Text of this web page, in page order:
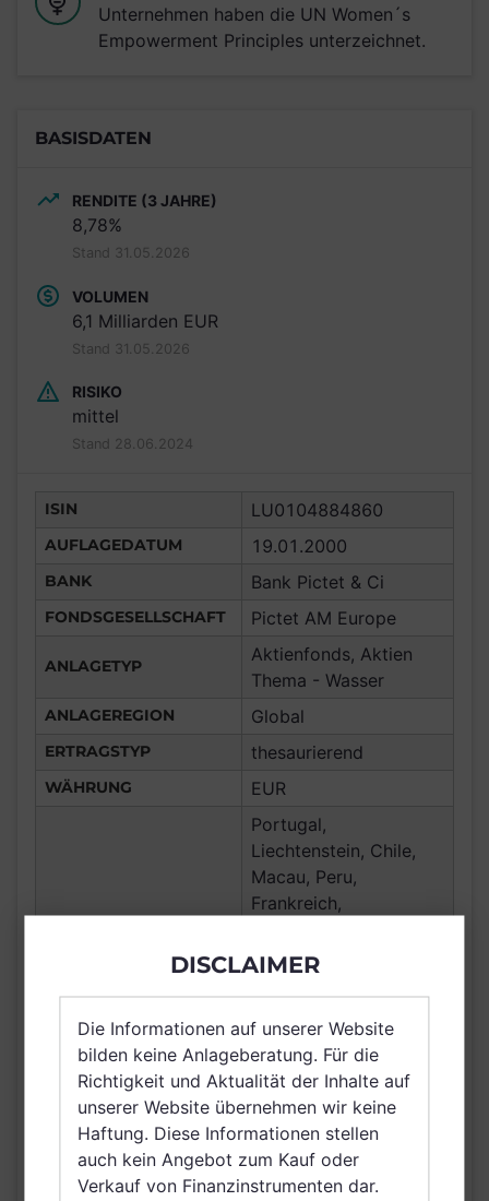
Unternehmen haben die UN Women´s
Empowerment Principles unterzeichnet.
BASISDATEN
RENDITE (3 JAHRE)
8,78%
Stand 31.05.2026
VOLUMEN
6,1 Milliarden EUR
Stand 31.05.2026
RISIKO
mittel
Stand 28.06.2024
ISIN LU0104884860
AUFLAGEDATUM 19.01.2000
BANK Bank Pictet & Ci
FONDSGESELLSCHAFT Pictet AM Europe
ANLAGETYP
Aktienfonds, Aktien
Thema - Wasser
ANLAGEREGION Global
ERTRAGSTYP thesaurierend
WÄHRUNG EUR
VERTRIEBSZULASSUNG
Portugal,
Liechtenstein, Chile,
Macau, Peru,
Frankreich,
Italien, Luxemburg,
Nordirland, Österreich,
Schweiz, Finnland,
Hong Kong, Schweden,
Belgien, Netherlands
(Kingdom of the),
Vereinigte Arabische
Emirate, Singapur,
DISCLAIMER
Die Informationen auf unserer Website
bilden keine Anlageberatung. Für die
Richtigkeit und Aktualität der Inhalte auf
unserer Website übernehmen wir keine
Haftung. Diese Informationen stellen
auch kein Angebot zum Kauf oder
Verkauf von Finanzinstrumenten dar.